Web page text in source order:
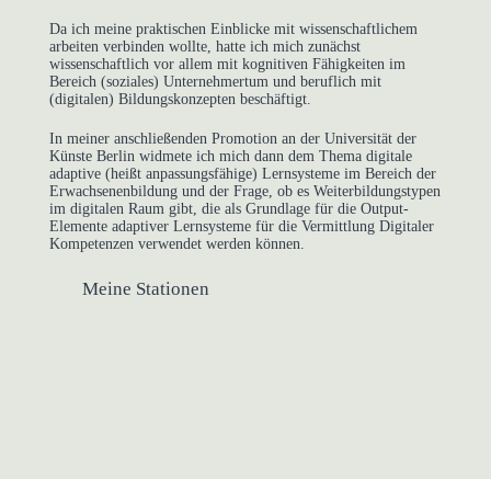
Da ich meine praktischen Einblicke mit wissenschaftlichem
arbeiten verbinden wollte, hatte ich mich zunächst
wissenschaftlich vor allem mit kognitiven Fähigkeiten im
Bereich (soziales) Unternehmertum und beruflich mit
(digitalen) Bildungskonzepten beschäftigt.
In meiner anschließenden Promotion an der Universität der
Künste Berlin widmete ich mich dann dem Thema digitale
adaptive (heißt anpassungsfähige) Lernsysteme im Bereich der
Erwachsenenbildung und der Frage, ob es Weiterbildungstypen
im digitalen Raum gibt, die als Grundlage für die Output-
Elemente adaptiver Lernsysteme für die Vermittlung Digitaler
Kompetenzen verwendet werden können.
Meine Stationen